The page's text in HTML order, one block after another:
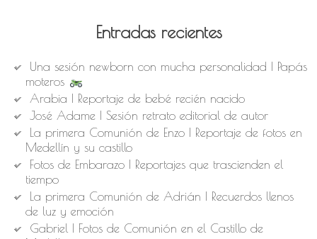
Entradas recientes
Una sesión newborn con mucha personalidad | Papás
moteros
Arabia | Reportaje de bebé recién nacido
José Adame | Sesión retrato editorial de autor
La primera Comunión de Enzo | Reportaje de fotos en
Medellín y su castillo
Fotos de Embarazo | Reportajes que trascienden el
tiempo
La primera Comunión de Adrián | Recuerdos llenos
de luz y emoción
Gabriel | Fotos de Comunión en el Castillo de